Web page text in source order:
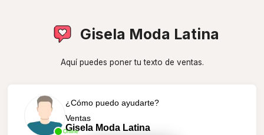
Gisela Moda Latina
Aquí puedes poner tu texto de ventas.
Online
¿Cómo puedo ayudarte?
Ventas
Gisela Moda Latina